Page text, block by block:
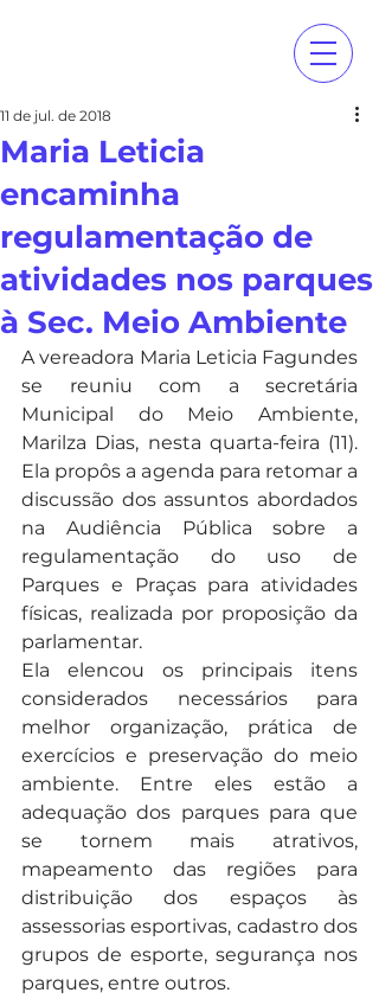
Maria Leticia
encaminha
regulamentação de
atividades nos parques
à Sec. Meio Ambiente
11 de jul. de 2018
A vereadora Maria Leticia Fagundes
se reuniu com a secretária
Municipal do Meio Ambiente,
Marilza Dias, nesta quarta-feira (11).
Ela propôs a agenda para retomar a
discussão dos assuntos abordados
na Audiência Pública sobre a
regulamentação do uso de
Parques e Praças para atividades
físicas, realizada por proposição da
parlamentar.
Ela elencou os principais itens
considerados necessários para
melhor organização, prática de
exercícios e preservação do meio
ambiente. Entre eles estão a
adequação dos parques para que
se tornem mais atrativos,
mapeamento das regiões para
distribuição dos espaços às
assessorias esportivas, cadastro dos
grupos de esporte, segurança nos
parques, entre outros.